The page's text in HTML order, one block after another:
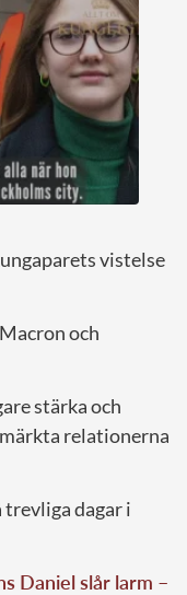
vistelse
och
stärka och
relationerna
trevliga dagar i
Daniel slår larm –